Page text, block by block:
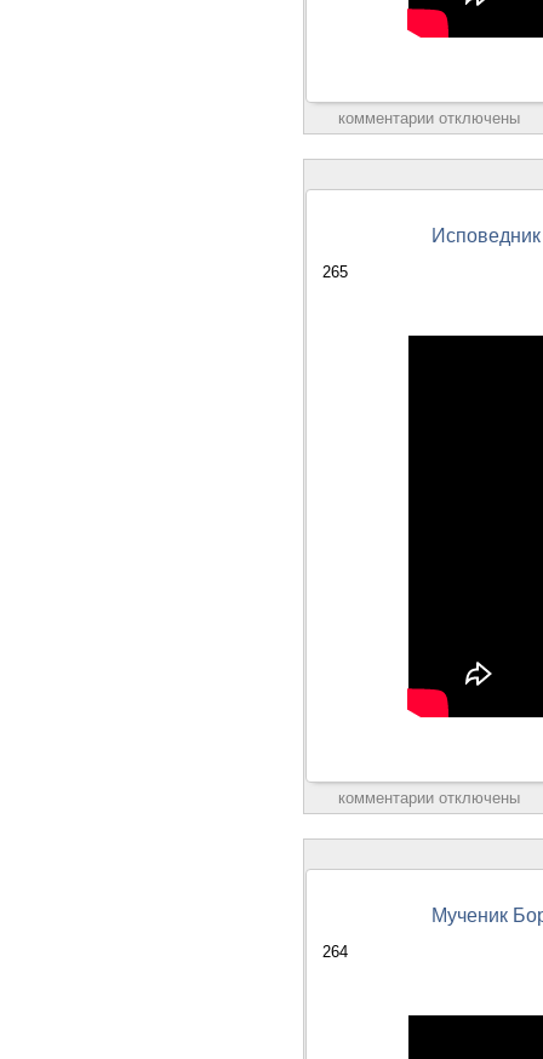
комментарии отключены
265
комментарии отключены
Мученик
264